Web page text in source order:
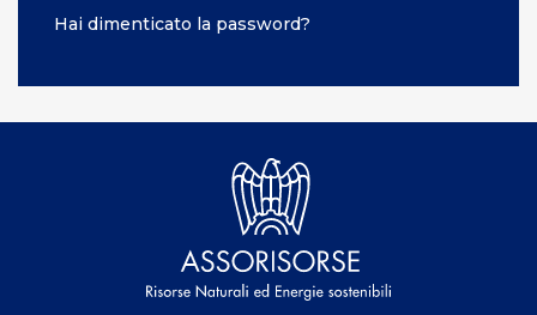
Hai dimenticato la password?